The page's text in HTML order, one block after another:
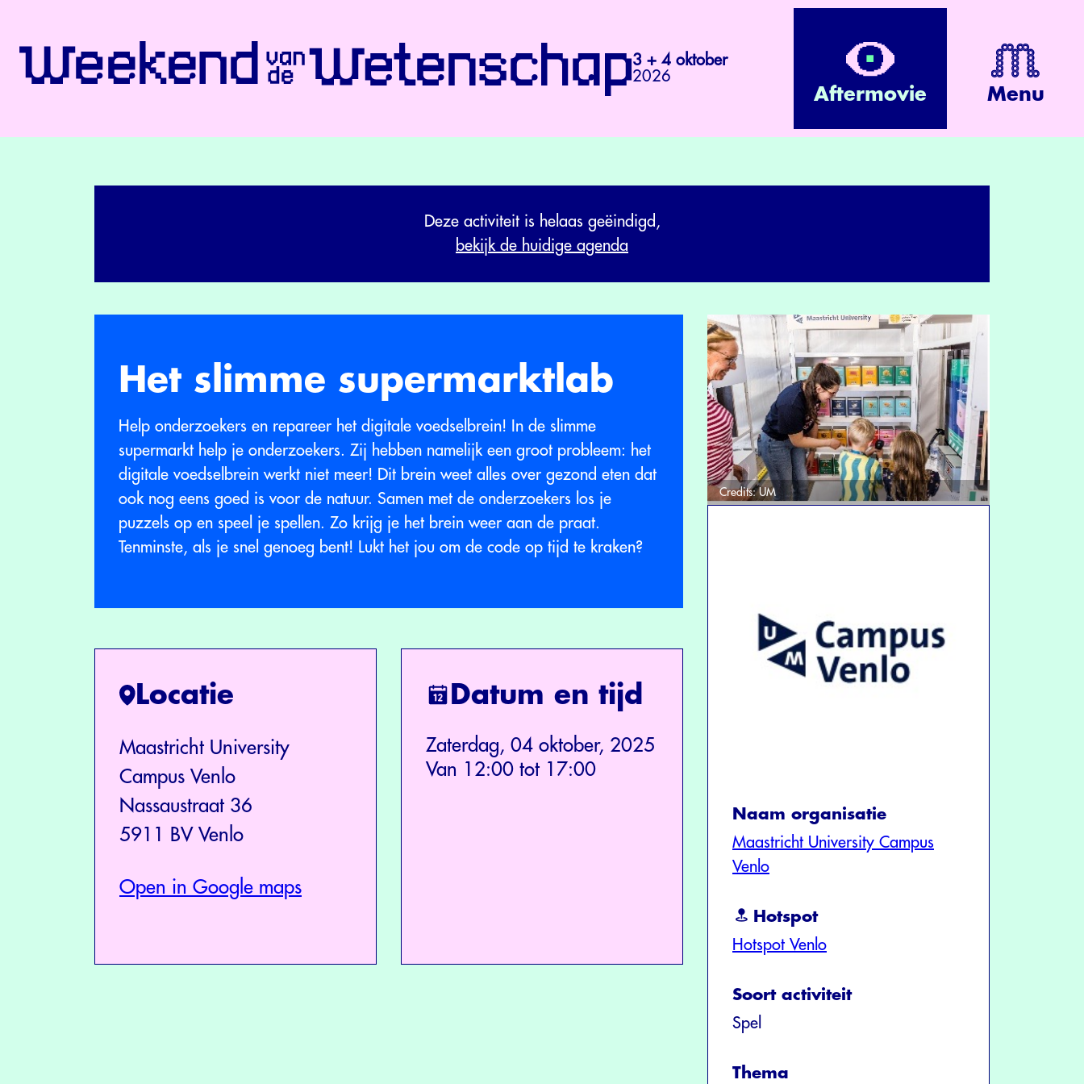
3 + 4 oktober
2026
Aftermovie Menu
Deze activiteit is helaas geëindigd,
bekijk de huidige agenda
Het slimme supermarktlab
Help onderzoekers en repareer het digitale voedselbrein! In de slimme
supermarkt help je onderzoekers. Zij hebben namelijk een groot probleem: het
digitale voedselbrein werkt niet meer! Dit brein weet alles over gezond eten dat
ook nog eens goed is voor de natuur. Samen met de onderzoekers los je
puzzels op en speel je spellen. Zo krijg je het brein weer aan de praat.
Tenminste, als je snel genoeg bent! Lukt het jou om de code op tijd te kraken?
Locatie
Maastricht University
Campus Venlo
Nassaustraat 36
5911 BV Venlo
Open in Google maps
Datum en tijd
Zaterdag, 04 oktober, 2025
Van 12:00 tot 17:00
Credits:UM
Naam organisatie
Maastricht University Campus
Venlo
Hotspot
Hotspot Venlo
Soort activiteit
Spel
Thema